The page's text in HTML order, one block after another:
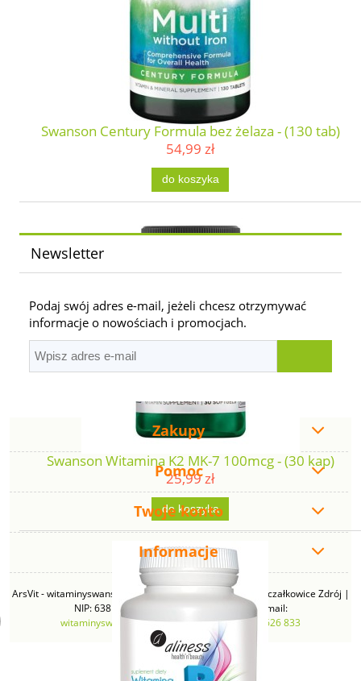
Swanson Century Formula bez żelaza - (130 tab)
54,99 zł
do koszyka
Swanson Witamina K2 MK-7 100mcg - (30 kap)
25,99 zł
do koszyka
Newsletter
Podaj swój adres e-mail, jeżeli chcesz otrzymywać
informacje o nowościach i promocjach.
Zakupy
Pomoc
Twoje konto
Informacje
ArsVit - witaminyswanson.pl | ul. Zimowa 49B, 43-230 Goczałkowice Zdrój |
NIP: 6381219140 | REGON: 276280385 | Email:
witaminyswanson@gmail.com
| Telefon:665 626 833